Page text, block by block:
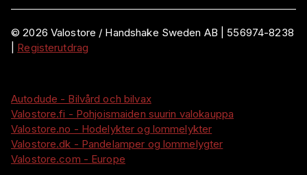
©2026 Valostore / Handshake Sweden AB
556974-8238
Registerutdrag
Autodude - Bilvård och bilvax
Valostore.fi - Pohjoismaiden suurin valokauppa
Valostore.no - Hodelykter og lommelykter
Valostore.dk - Pandelamper og lommelygter
Valostore.com - Europe